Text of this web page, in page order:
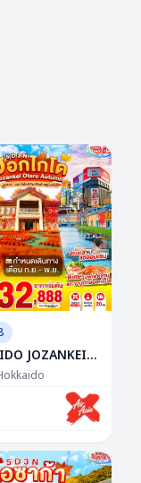
JOZANKEI
5D 3N
SEP - NOV'26 --
กไกโดดีเกิน ฟีล